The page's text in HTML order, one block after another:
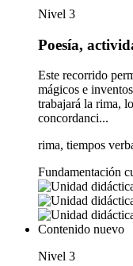
Nivel 3
Poesía,
Este recorrido
mágicos e
trabajará la rima,
concordanci...
rima, tiempos
Fundamentación
Contenido nuevo
Nivel 3